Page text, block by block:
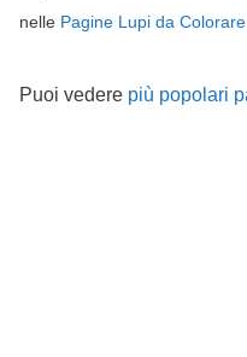
nelle Pagine Lupi da Colorare
Puoi vedere più popolari